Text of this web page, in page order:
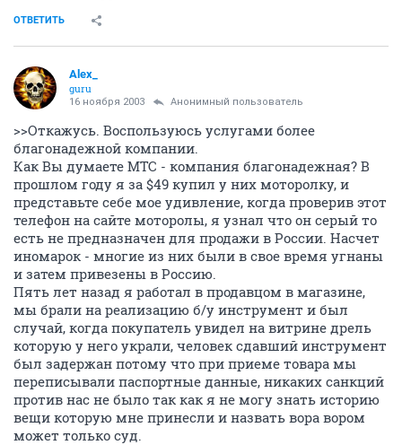
ОТВЕТИТЬ
Alex_
guru
16 ноября 2003 Анонимный пользователь
>>Откажусь. Воспользуюсь услугами более
благонадежной компании.
Как Вы думаете МТС - компания благонадежная? В
прошлом году я за $49 купил у них моторолку, и
представьте себе мое удивление, когда проверив этот
телефон на сайте моторолы, я узнал что он серый то
есть не предназначен для продажи в России. Насчет
иномарок - многие из них были в свое время угнаны
и затем привезены в Россию.
Пять лет назад я работал в продавцом в магазине,
мы брали на реализацию б/у инструмент и был
случай, когда покупатель увидел на витрине дрель
которую у него украли, человек сдавший инструмент
был задержан потому что при приеме товара мы
переписывали паспортные данные, никаких санкций
против нас не было так как я не могу знать историю
вещи которую мне принесли и назвать вора вором
может только суд.